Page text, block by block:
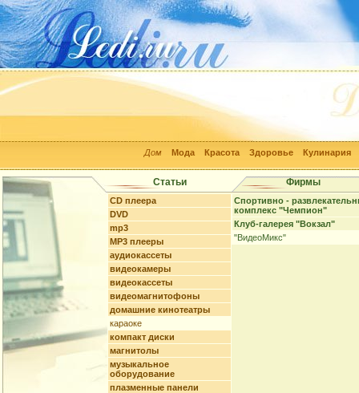
Дом Мода Красота Здоровье Кулинария
Статьи Фирмы
CD плеера
DVD
mp3
MP3 плееры
аудиокассеты
видеокамеры
видеокассеты
видеомагнитофоны
домашние кинотеатры
караоке
компакт диски
магнитолы
музыкальное
оборудование
плазменные панели
Спортивно -
комплекс "Чемпион"
Клуб-галерея "Вокзал"
"ВидеоМикс"